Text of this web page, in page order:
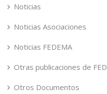
Noticias
Noticias Asociaciones
Noticias FEDEMA
Otras publicaciones de
Otros Documentos